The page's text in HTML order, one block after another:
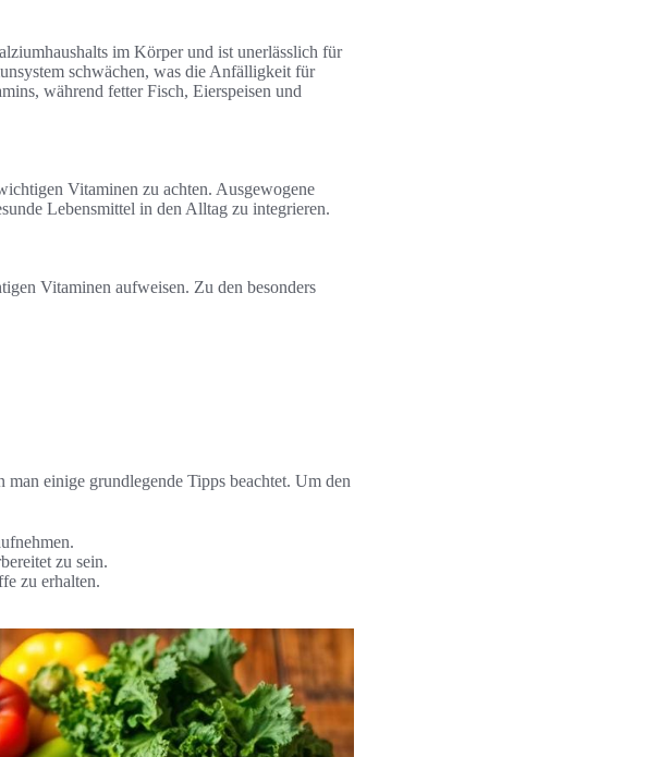
im Körper und ist unerlässlich für
schwächen, was die Anfälligkeit für
während fetter Fisch, Eierspeisen und
Vitaminen zu achten. Ausgewogene
Lebensmittel in den Alltag zu integrieren.
Vitaminen aufweisen. Zu den besonders
einige grundlegende Tipps beachtet. Um den
zu sein.
zu erhalten.